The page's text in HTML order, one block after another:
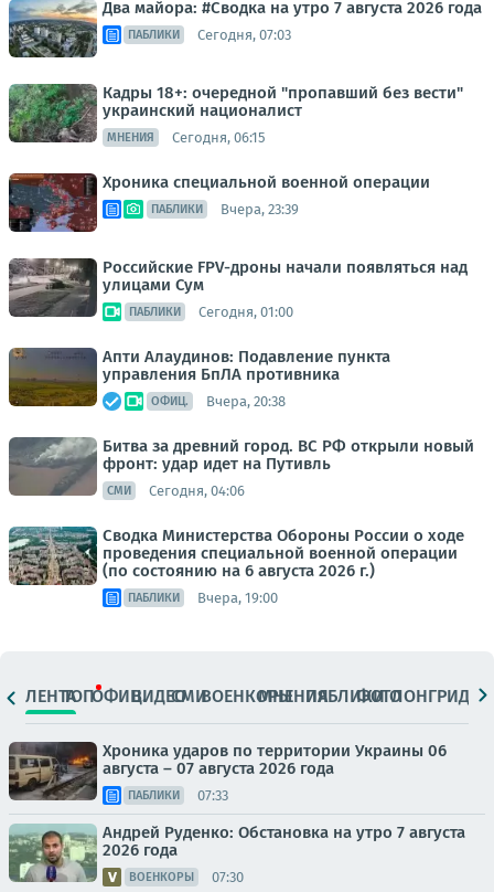
Два майора: #Сводка на утро 7 августа 2026 года
ПАБЛИКИ Сегодня, 07:03
Кадры 18+: очередной "пропавший без вести"
украинский националист
МНЕНИЯ Сегодня, 06:15
Хроника специальной военной операции
ПАБЛИКИ Вчера, 23:39
Российские FPV-дроны начали появляться над
улицами Сум
ПАБЛИКИ Сегодня, 01:00
Апти Алаудинов: Подавление пункта
управления БпЛА противника
ОФИЦ. Вчера, 20:38
Битва за древний город. ВС РФ открыли новый
фронт: удар идет на Путивль
СМИ Сегодня, 04:06
Сводка Министерства Обороны России о ходе
проведения специальной военной операции
(по состоянию на 6 августа 2026 г.)
ПАБЛИКИ Вчера, 19:00
ЛЕНТАТОПОФИЦ.ВИДЕОСМИВОЕНКОРЫМНЕНИЯПАБЛИКИ
ФОТОЛОНГРИДЫ
Хроника ударов по территории Украины 06
августа – 07 августа 2026 года
ПАБЛИКИ 07:33
Андрей Руденко: Обстановка на утро 7 августа
2026 года
ВОЕНКОРЫ 07:30